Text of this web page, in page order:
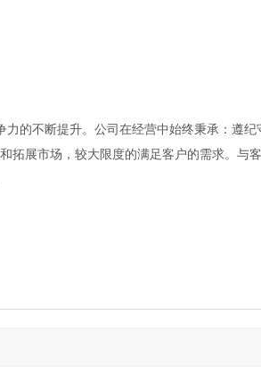
的不断提升。公司在经营中始终秉承：遵纪
拓展市场，较大限度的满足客户的需求。与